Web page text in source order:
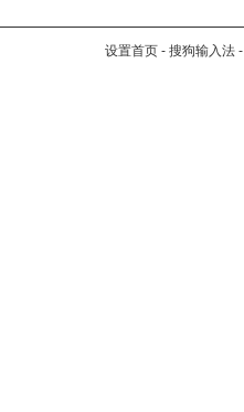
设置首页 - 搜狗输入法 -